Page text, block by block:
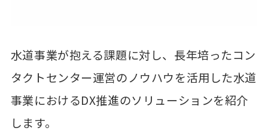
水道事業が抱える課題に対し、長年培ったコン
タクトセンター運営のノウハウを活用した水道
事業におけるDX推進のソリューションを紹介
します。